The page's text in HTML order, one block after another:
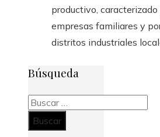
productivo, caracterizado
empresas familiares y
distritos industriales
Búsqueda
Buscar: